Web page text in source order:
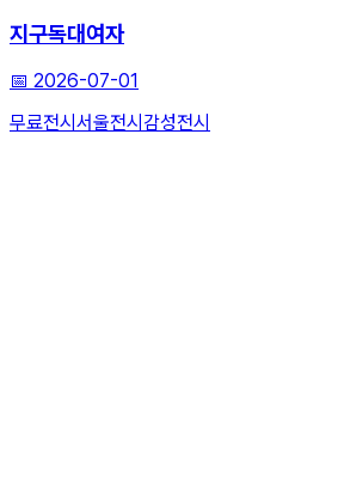
지구독대여자
📅 2026-07-01
무료전시 서울전시 감성전시